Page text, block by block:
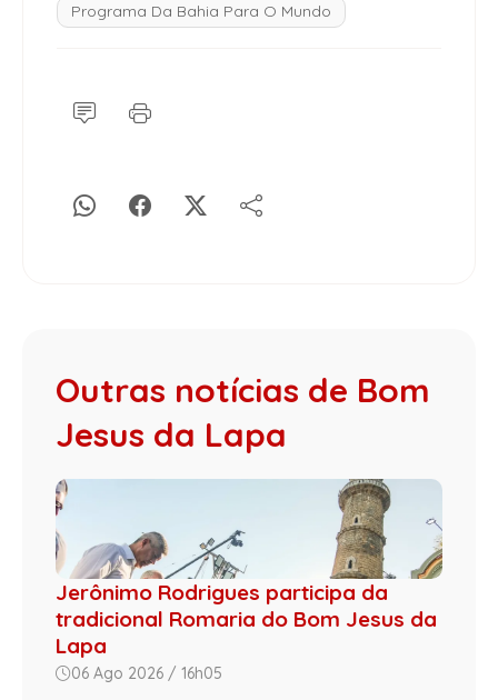
Programa Da Bahia Para O Mundo
Outras notícias de Bom
Jesus da Lapa
Jerônimo Rodrigues participa da
tradicional Romaria do Bom Jesus da
Lapa
06 Ago 2026 / 16h05